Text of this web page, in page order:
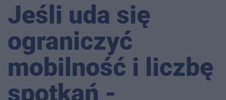
Jeśli uda się
ograniczyć
mobilność i liczbę
spotkań -